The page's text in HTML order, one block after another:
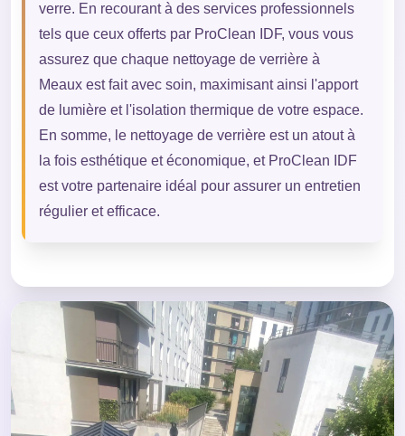
verre. En recourant à des services professionnels
tels que ceux offerts par ProClean IDF, vous vous
assurez que chaque nettoyage de verrière à
Meaux est fait avec soin, maximisant ainsi l'apport
de lumière et l'isolation thermique de votre espace.
En somme, le nettoyage de verrière est un atout à
la fois esthétique et économique, et ProClean IDF
est votre partenaire idéal pour assurer un entretien
régulier et efficace.